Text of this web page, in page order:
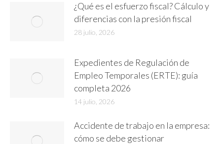
¿Qué es el esfuerzo fiscal? Cálculo y
diferencias con la presión fiscal
28 julio, 2026
Expedientes de Regulación de
Empleo Temporales (ERTE): guía
completa 2026
14 julio, 2026
Accidente de trabajo en la empresa:
cómo se debe gestionar